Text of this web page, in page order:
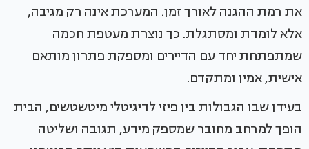
את רמת ההגנה לאורך זמן. המערכת אינה רק מגיבה,
אלא לומדת ומסתגלת. כך נוצרת מעטפת חכמה
שמתפתחת יחד עם הדיירים ומספקת פתרון מותאם
אישית, אמין ומתקדם.
בעידן שבו הגבולות בין פיזי לדיגיטלי מיטשטשים, הבית
הופך למרחב מחובר שמספק מידע, תגובה ושליטה